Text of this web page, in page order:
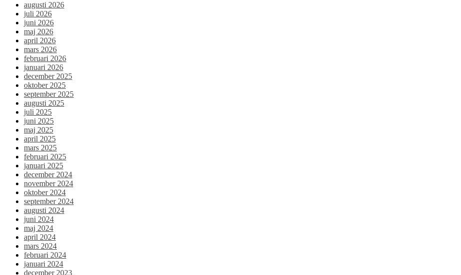
augusti 2026
juli 2026
juni 2026
maj 2026
april 2026
mars 2026
februari 2026
januari 2026
december 2025
oktober 2025
september 2025
augusti 2025
juli 2025
juni 2025
maj 2025
april 2025
mars 2025
februari 2025
januari 2025
december 2024
november 2024
oktober 2024
september 2024
augusti 2024
juni 2024
maj 2024
april 2024
mars 2024
februari 2024
januari 2024
december 2023